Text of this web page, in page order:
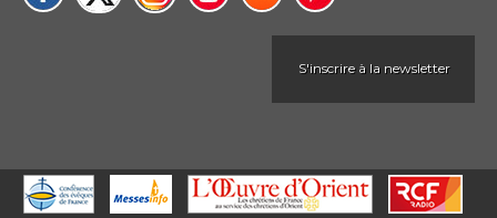
S'inscrire à la newsletter